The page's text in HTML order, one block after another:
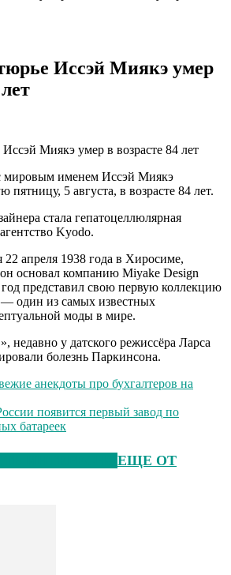
Иссэй Миякэ умер
мировым именем Иссэй Миякэ
пятницу, 5 августа, в возрасте 84 лет.
стала гепатоцеллюлярная
Kyodo.
апреля 1938 года в Хиросиме,
основал компанию Miyake Design
представил свою первую коллекцию
один из самых известных
моды в мире.
недавно у датского режиссёра Ларса
болезнь Паркинсона.
анекдоты про бухгалтеров на
появится первый завод по
батареек
ЕЩЕ ОТ